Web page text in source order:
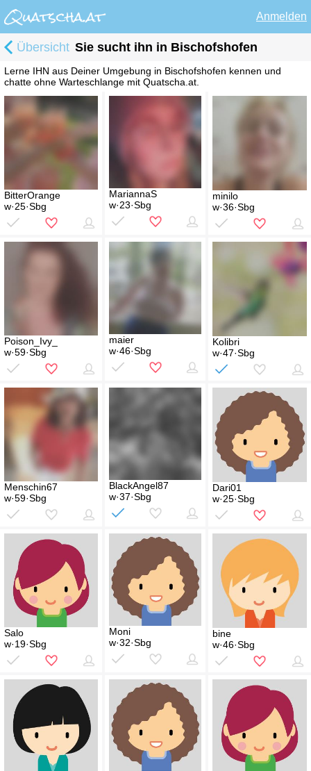
Anmelden
Übersicht Sie sucht ihn in Bischofshofen
Lerne IHN aus Deiner Umgebung in Bischofshofen kennen und
chatte ohne Warteschlange mit Quatscha.at.
BitterOrange
w·25·Sbg
MariannaS
w·23·Sbg
minilo
w·36·Sbg
Poison_Ivy_
w·59·Sbg
maier
w·46·Sbg
Kolibri
w·47·Sbg
Menschin67
w·59·Sbg
BlackAngel87
w·37·Sbg
Dari01
w·25·Sbg
Salo
w·19·Sbg
Moni
w·32·Sbg
bine
w·46·Sbg